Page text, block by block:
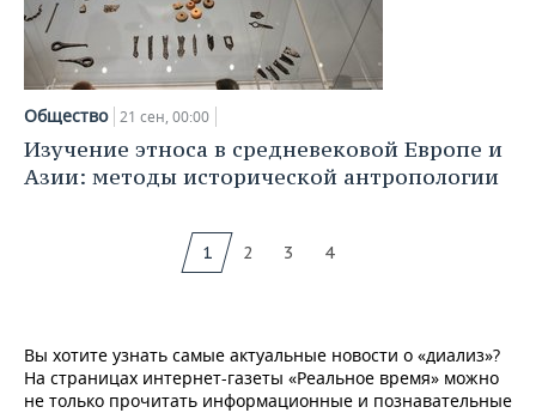
Общество 21 сен, 00:00
Изучение этноса в средневековой Европе и
Азии: методы исторической антропологии
1 2 3 4
Вы хотите узнать самые актуальные новости о «диализ»?
На страницах интернет-газеты «Реальное время» можно
не только прочитать информационные и познавательные